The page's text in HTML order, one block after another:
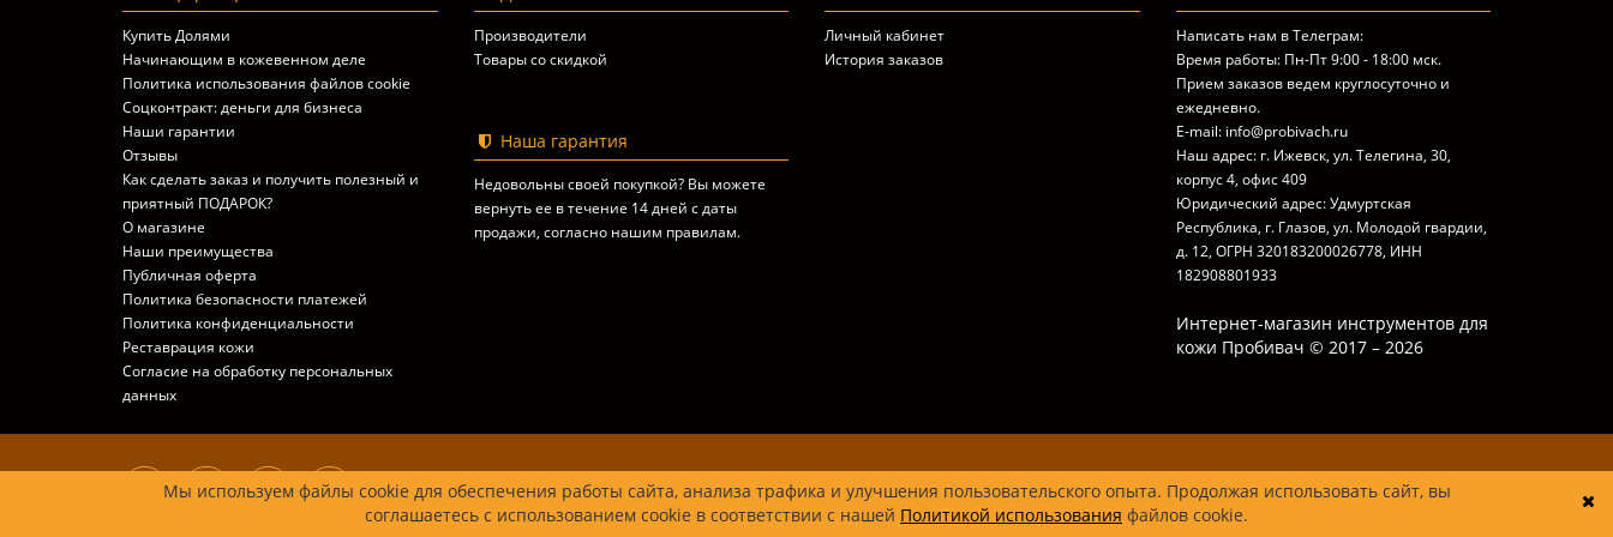
Мы используем файлы cookie для обеспечения работы сайта, анализа трафика и улучшения пользовательского опыта. Продолжая использовать сайт, вы
соглашаетесь с использованием cookie в соответствии с нашей Политикой использования файлов cookie.
Купить Долями
Начинающим в кожевенном деле
Политика использования файлов cookie
Соцконтракт: деньги для бизнеса
Наши гарантии
Отзывы
Как сделать заказ и получить полезный и
приятный ПОДАРОК?
О магазине
Наши преимущества
Публичная оферта
Политика безопасности платежей
Политика конфиденциальности
Реставрация кожи
Согласие на обработку персональных
данных
Производители
Товары со скидкой
Наша гарантия
Недовольны своей покупкой? Вы можете
вернуть ее в течение 14 дней с даты
продажи, согласно нашим правилам.
Личный кабинет
История заказов
Написать нам в Телеграм:
Время работы: Пн-Пт 9:00 - 18:00 мск.
Прием заказов ведем круглосуточно и
ежедневно.
E-mail: info@probivach.ru
Наш адрес: г. Ижевск, ул. Телегина, 30,
корпус 4, офис 409
Юридический адрес: Удмуртская
Республика, г. Глазов, ул. Молодой гвардии,
д. 12, ОГРН 320183200026778, ИНН
182908801933
Интернет-магазин инструментов для
кожи Пробивач © 2017 – 2026